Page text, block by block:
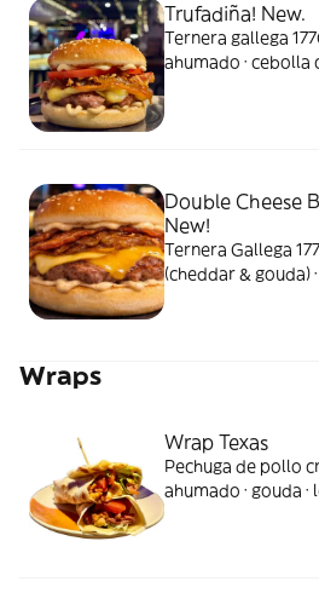
Trufadiña! New.
Ternera gallega
ahumado · cebolla
trufada que
Double Cheese
New!
Ternera Gallega
(cheddar & gouda)
Wraps
Wrap Texas
Pechuga de pollo
ahumado · gouda ·